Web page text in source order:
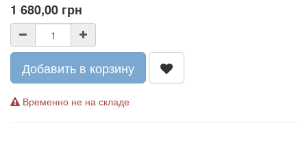
1 680,00 грн
Добавить в корзину
Временно не на складе